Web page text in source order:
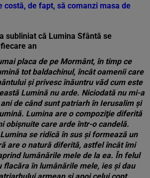
costă, de fapt, să comanzi masa de
subliniat că Lumina Sfântă se
an
placa de pe Mormânt, în timp ce
tot baldachinul, încât oamenii care
şi privesc înăuntru văd cum este
Lumină nu arde. Niciodată nu mi-a
de când sunt patriarh în Ierusalim şi
Lumina are o compoziţie diferită
obişnuite care arde într-o candelă.
se ridică în sus şi formează un
are o natură diferită, astfel încât îmi
lumânările mele de la ea. În felul
flacăra în lumânările mele, ies şi dau